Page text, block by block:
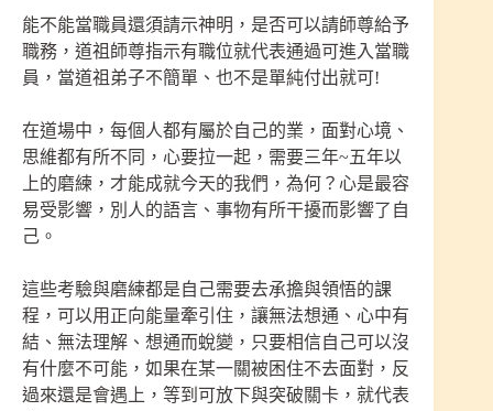
能不能當職員還須請示神明，是否可以請師尊給予
職務，道祖師尊指示有職位就代表通過可進入當職
員，當道祖弟子不簡單、也不是單純付出就可!
在道場中，每個人都有屬於自己的業，面對心境、
思維都有所不同，心要拉一起，需要三年~五年以
上的磨練，才能成就今天的我們，為何？心是最容
易受影響，別人的語言、事物有所干擾而影響了自
己。
這些考驗與磨練都是自己需要去承擔與領悟的課
程，可以用正向能量牽引住，讓無法想通、心中有
結、無法理解、想通而蛻變，只要相信自己可以沒
有什麼不可能，如果在某一關被困住不去面對，反
過來還是會遇上，等到可放下與突破關卡，就代表